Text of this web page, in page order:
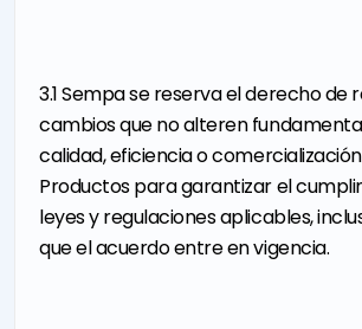
3.1 Sempa se reserva el derecho de
cambios que no alteren
calidad, eficiencia o
Productos para garantizar el
leyes y regulaciones aplicables,
que el acuerdo entre en vigencia.